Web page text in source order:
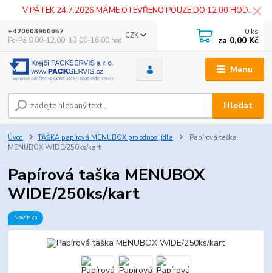
V PÁTEK 24.7.2026 MÁME OTEVŘENO POUZE DO 12.00 HOD.
Menu
CZK
Hledat
+420603960657
Po-Pá 8.00-12.00, 13.00-16.00 hod
0 ks
za 0,00 Kč
Úvod TAŠKA papírová MENUBOX pro odnos jídla
Papírová taška
MENUBOX WIDE/250ks/kart
Papírová taška MENUBOX
WIDE/250ks/kart
Novinka